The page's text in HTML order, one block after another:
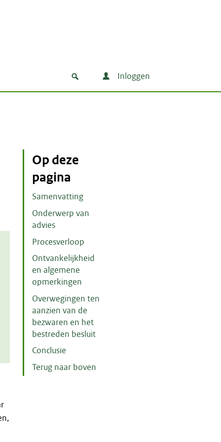
Inloggen
Op deze
pagina
Samenvatting
Onderwerp van
advies
Procesverloop
Ontvankelijkheid
en algemene
opmerkingen
Overwegingen ten
aanzien van de
bezwaren en het
bestreden besluit
Conclusie
Terug naar boven